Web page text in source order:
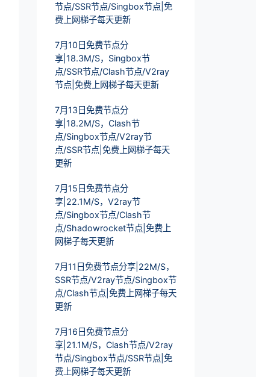
节点/SSR节点/Singbox节点|免
费上网梯子每天更新
7月10日免费节点分
享|18.3M/S，Singbox节
点/SSR节点/Clash节点/V2ray
节点|免费上网梯子每天更新
7月13日免费节点分
享|18.2M/S，Clash节
点/Singbox节点/V2ray节
点/SSR节点|免费上网梯子每天
更新
7月15日免费节点分
享|22.1M/S，V2ray节
点/Singbox节点/Clash节
点/Shadowrocket节点|免费上
网梯子每天更新
7月11日免费节点分享|22M/S，
SSR节点/V2ray节点/Singbox节
点/Clash节点|免费上网梯子每天
更新
7月16日免费节点分
享|21.1M/S，Clash节点/V2ray
节点/Singbox节点/SSR节点|免
费上网梯子每天更新